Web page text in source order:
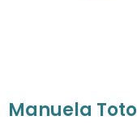
Manuela Toto